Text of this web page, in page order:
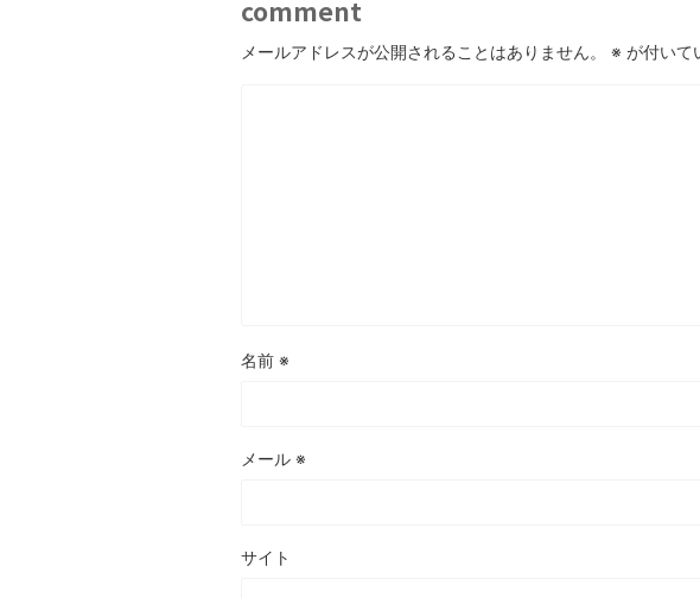
comment
メールアドレスが公開されることはありません。 ※ が付いて
名前 ※
メール ※
サイト